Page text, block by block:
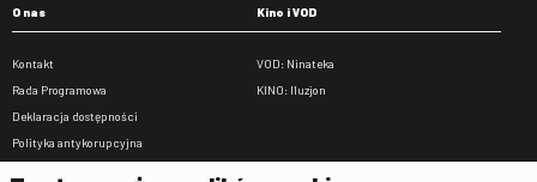
O nas
Kontakt
Rada Programowa
Deklaracja dostępności
Polityka antykorupcyjna
Kino i VOD
VOD: Ninateka
KINO: Iluzjon